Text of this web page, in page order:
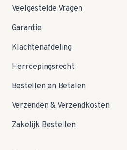
Veelgestelde Vragen
Garantie
Klachtenafdeling
Herroepingsrecht
Bestellen en Betalen
Verzenden & Verzendkosten
Zakelijk Bestellen